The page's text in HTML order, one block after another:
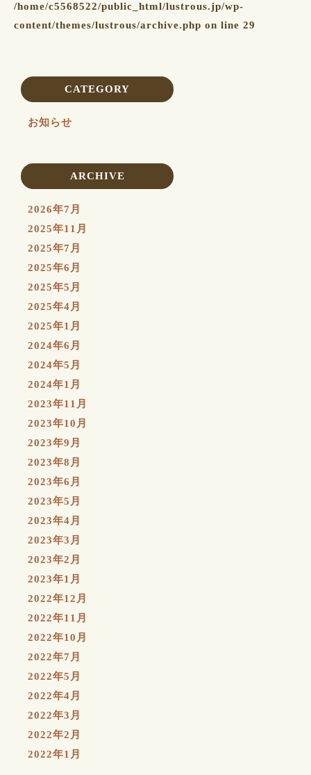
/home/c5568522/public_html/lustrous.jp/wp-
content/themes/lustrous/archive.php on line 29
CATEGORY
お知らせ
ARCHIVE
2026年7月
2025年11月
2025年7月
2025年6月
2025年5月
2025年4月
2025年1月
2024年6月
2024年5月
2024年1月
2023年11月
2023年10月
2023年9月
2023年8月
2023年6月
2023年5月
2023年4月
2023年3月
2023年2月
2023年1月
2022年12月
2022年11月
2022年10月
2022年7月
2022年5月
2022年4月
2022年3月
2022年2月
2022年1月